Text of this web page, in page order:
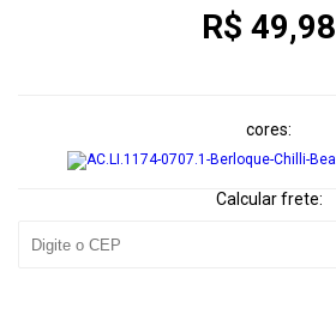
R$ 49,98
cores
Calcular frete: